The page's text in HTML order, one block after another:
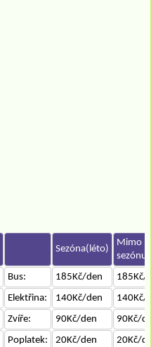
Sezóna(léto)
Mimo
sezónu
Bus: 185Kč/den
185Kč/
Elektřina: 140Kč/den
140Kč/
Zvíře: 90Kč/den
90Kč/
Poplatek: 20Kč/den
20Kč/